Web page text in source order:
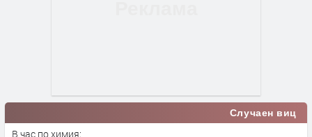
Случаен виц
В час по химия: